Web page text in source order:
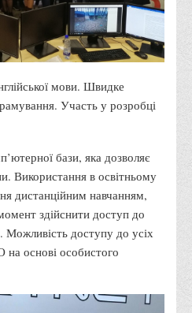
З’ясуй правду про
життя
мови. Швидке
Участь у розробці
бази, яка дозволяє
Використання в освітньому
дистанційним навчанням,
здійснити доступ до
Можливість доступу до усіх
на основі особистого